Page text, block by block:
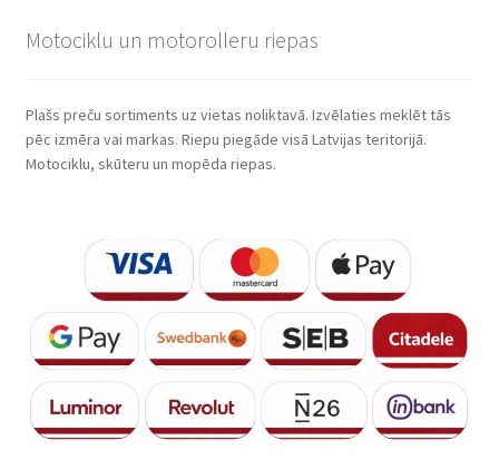
Motociklu un motorolleru riepas
Plašs preču sortiments uz vietas noliktavā. Izvēlaties meklēt tās
pēc izmēra vai markas. Riepu piegāde visā Latvijas teritorijā.
Motociklu, skūteru un mopēda riepas.